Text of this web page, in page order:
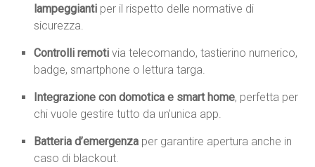
lampeggianti per il rispetto delle normative di
sicurezza.
Controlli remoti via telecomando, tastierino numerico,
badge, smartphone o lettura targa.
Integrazione con domotica e smart home, perfetta per
chi vuole gestire tutto da un’unica app.
Batteria d’emergenza per garantire apertura anche in
caso di blackout.